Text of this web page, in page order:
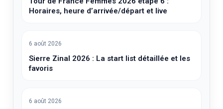
Horaires, heure d’arrivée/départ et live
6 août 2026
Sierre Zinal 2026 : La start list détaillée et les
favoris
6 août 2026